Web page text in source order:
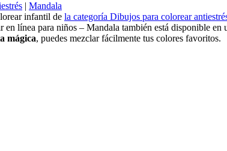
| Mandala
infantil de la categoría Dibujos para colorear
en línea para niños – Mandala también está disponible
mágica, puedes mezclar fácilmente tus colores favoritos.